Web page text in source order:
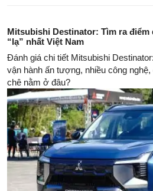
Mitsubishi Destinator: Tìm ra điểm
“lạ” nhất Việt Nam
Đánh giá chi tiết Mitsubishi
vận hành ấn tượng, nhiều công
chê nằm ở đâu?